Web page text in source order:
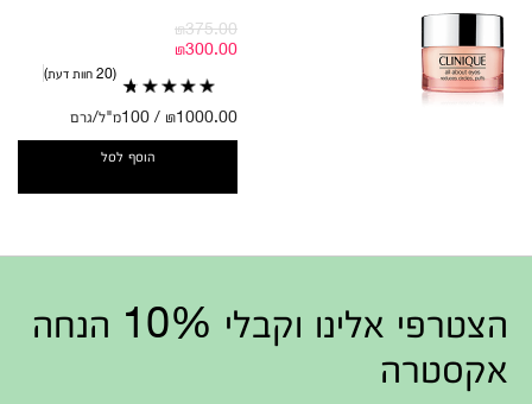
₪375.00
₪300.00
20 חוות דעת
₪1000.00 / 100מ"ל/גרם
הוסף לסל
הצטרפי אלינו וקבלי 10% הנחה
אקסטרה